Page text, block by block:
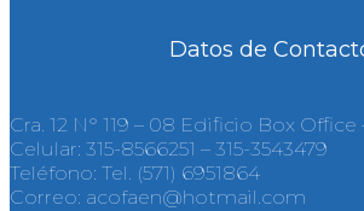
Datos de
Cra. 12 N° 119 – 08 Edificio Box Office
Celular: 315-8566251 – 315-3543479
Teléfono: Tel. (571) 6951864
Correo: acofaen@hotmail.com